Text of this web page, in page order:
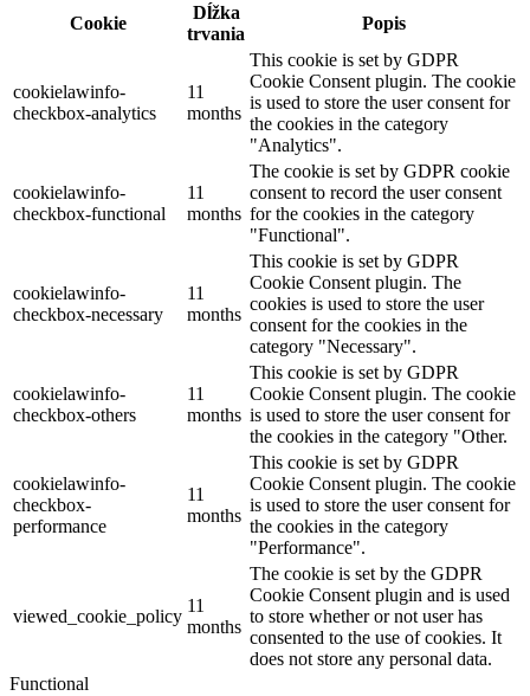
Cookie
Dĺžka
trvania
Popis
cookielawinfo-
checkbox-analytics
11
months
This cookie is set by GDPR
Cookie Consent plugin. The cookie
is used to store the user consent for
the cookies in the category
"Analytics".
cookielawinfo-
checkbox-functional
11
months
The cookie is set by GDPR cookie
consent to record the user consent
for the cookies in the category
"Functional".
cookielawinfo-
checkbox-necessary
11
months
This cookie is set by GDPR
Cookie Consent plugin. The
cookies is used to store the user
consent for the cookies in the
category "Necessary".
cookielawinfo-
checkbox-others
11
months
This cookie is set by GDPR
Cookie Consent plugin. The cookie
is used to store the user consent for
the cookies in the category "Other.
cookielawinfo-
checkbox-
performance
11
months
This cookie is set by GDPR
Cookie Consent plugin. The cookie
is used to store the user consent for
the cookies in the category
"Performance".
viewed_cookie_policy
11
months
The cookie is set by the GDPR
Cookie Consent plugin and is used
to store whether or not user has
consented to the use of cookies. It
does not store any personal data.
Functional